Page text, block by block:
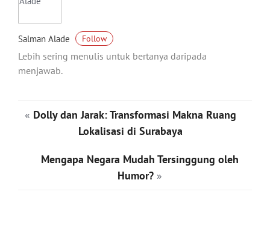
Salman Alade Follow
Lebih sering menulis untuk bertanya daripada
menjawab.
« Dolly dan Jarak: Transformasi Makna Ruang
Lokalisasi di Surabaya
Mengapa Negara Mudah Tersinggung oleh
Humor?»